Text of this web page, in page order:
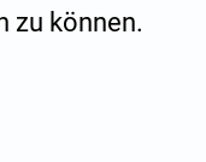
zu können.